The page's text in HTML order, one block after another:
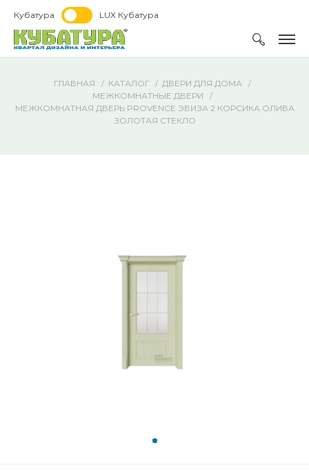
Кубатура LUX Кубатура
ГЛАВНАЯ КАТАЛОГ
ДВЕРИ ДЛЯ ДОМА
МЕЖКОМНАТНЫЕ ДВЕРИ
МЕЖКОМНАТНАЯ ДВЕРЬ PROVENCE ЭВИЗА 2 КОРСИКА ОЛИВА
ЗОЛОТАЯ СТЕКЛО